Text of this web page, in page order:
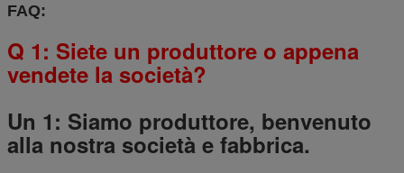
FAQ:
Q 1: Siete un produttore o appena
vendete la società?
Un 1: Siamo produttore, benvenuto
alla nostra società e fabbrica.